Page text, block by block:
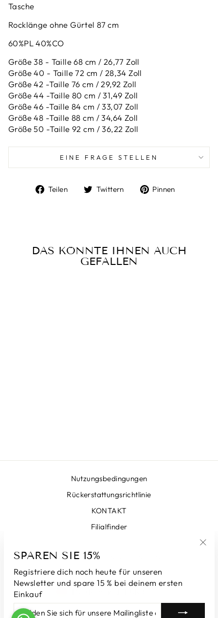
SPAREN SIE 15%
Registriere dich noch heute für unseren
Newsletter und spare 15 % bei deinem ersten
Einkauf
MELDEN
SIE
ABONNIEREN
Tasche
Rocklänge ohne Gürtel 87 cm
60%PL 40%CO
Größe 38 - Taille 68 cm / 26,77 Zoll
Größe 40 - Taille 72 cm / 28,34 Zoll
Größe 42 -Taille 76 cm / 29,92 Zoll
Größe 44 -Taille 80 cm / 31,49 Zoll
Größe 46 -Taille 84 cm / 33,07 Zoll
Größe 48 -Taille 88 cm / 34,64 Zoll
Größe 50 -Taille 92 cm / 36,22 Zoll
EINE FRAGE STELLEN
Teilen
Auf
Twittern
Auf
Pinnen
DAS KÖNNTE IHNEN AUCH
GEFALLEN
Nutzungsbedingungen
Rückerstattungsrichtlinie
KONTAKT
Filialfinder
ANMELDEN UND SPAREN
WÄHRUNG